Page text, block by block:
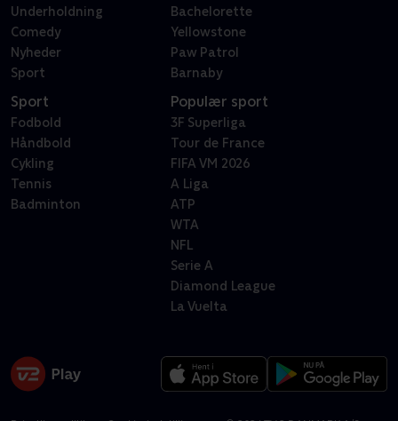
Underholdning
Comedy
Nyheder
Sport
Bachelorette
Yellowstone
Paw Patrol
Barnaby
Sport
Fodbold
Håndbold
Cykling
Tennis
Badminton
Populær sport
3F Superliga
Tour de France
FIFA VM 2026
A Liga
ATP
WTA
NFL
Serie A
Diamond League
La Vuelta